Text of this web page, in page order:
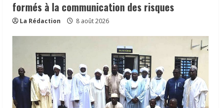
formés à la communication des risques
La Rédaction 8 août 2026